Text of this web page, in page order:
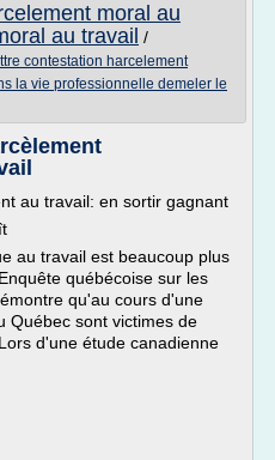
moral au
au travail /
contestation harcelement
la vie professionnelle demeler le
au travail: en sortir gagnant
au travail est beaucoup plus
québécoise sur les
qu'au cours d'une
Québec sont victimes de
d'une étude canadienne